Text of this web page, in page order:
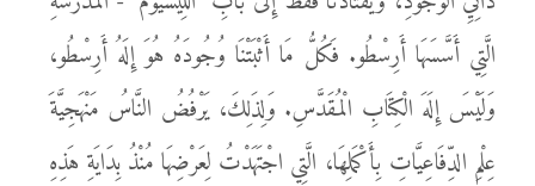
الَّتِي أَسَّسَهَا أَرِسْطُو. فَكُلُّ مَا أَثْبَتْنَا وُجُودَهُ هُوَ إِلَهُ أَرِسْطُو،
وَلَيْسَ إِلَهَ الْكِتَابِ الْمُقَدَّسِ. وَلِذَلِكَ، يَرْفُضُ النَّاسُ مَنْهَجِيَّةَ
عِلْمِ الدِّفَاعِيَّاتِ بِأَكْمَلِهَا، الَّتِي اجْتَهَدْتُ لِعَرْضِهَا مُنْذُ بِدَايَةِ هَذِهِ